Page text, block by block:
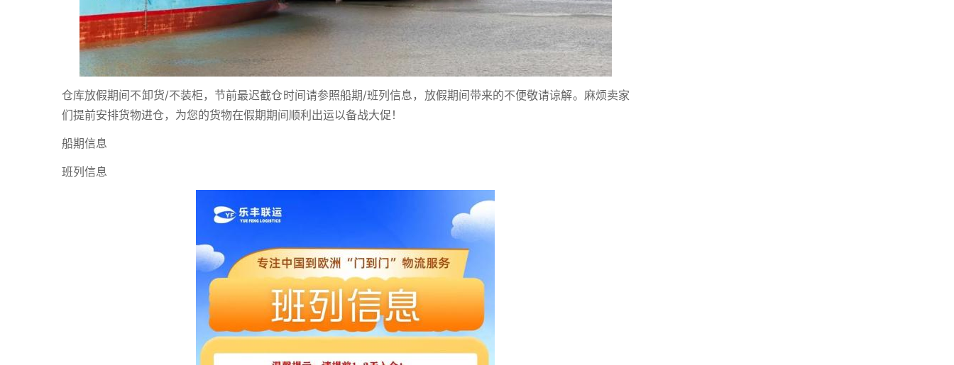
仓库放假期间不卸货/不装柜，节前最迟截仓时间请参照船期/班列信息，放假期间带来的不便敬请谅解。麻烦卖家
们提前安排货物进仓，为您的货物在假期期间顺利出运以备战大促！
船期信息
班列信息